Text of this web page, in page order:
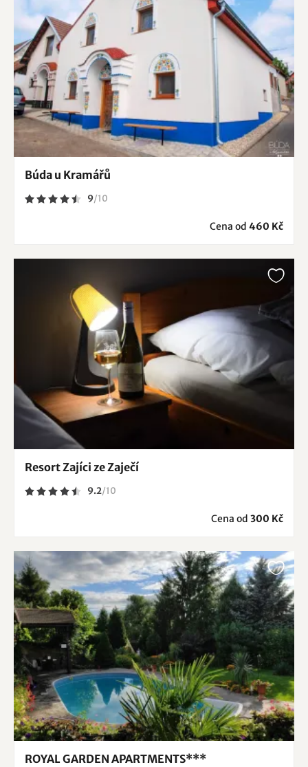
Búda u Kramářů
9/10
Cena od 460 Kč
Resort Zajíci ze Zaječí
9.2/10
Cena od 300 Kč
ROYAL GARDEN APARTMENTS***